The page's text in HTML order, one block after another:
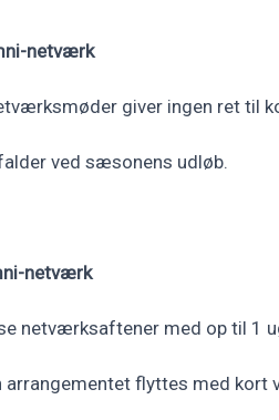
netværk
giver ingen ret til
ved sæsonens udløb.
netværk
netværksaftener med op til 1
flyttes med kort